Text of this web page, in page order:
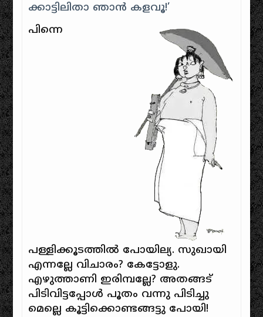
ക്കാട്ടിലിതാ ഞാന്‍ കളവൂ!’
പിന്നെ
പള്ളിക്കൂടത്തില്‍ പോയില്യ. സുഖായി
എന്നല്ലേ വിചാരം? കേട്ടോളു.
എഴുത്താണി ഇരിമ്പല്ലേ? അതങ്ങട്‌
പിടിവിട്ടപ്പോള്‍ പൂതം വന്നു പിടിച്ചു
മെല്ലെ കൂട്ടിക്കൊണ്ടങ്ങട്ടു പോയി!